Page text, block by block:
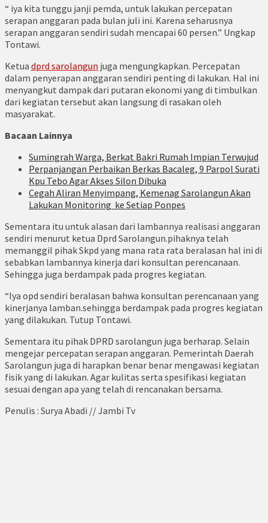
“ iya kita tunggu janji pemda, untuk lakukan percepatan
serapan anggaran pada bulan juli ini. Karena seharusnya
serapan anggaran sendiri sudah mencapai 60 persen.” Ungkap
Tontawi.
Ketua dprd sarolangun juga mengungkapkan. Percepatan
dalam penyerapan anggaran sendiri penting di lakukan. Hal ini
menyangkut dampak dari putaran ekonomi yang di timbulkan
dari kegiatan tersebut akan langsung di rasakan oleh
masyarakat.
Bacaan Lainnya
Sumingrah Warga, Berkat Bakri Rumah Impian Terwujud
Perpanjangan Perbaikan Berkas Bacaleg, 9 Parpol Surati
Kpu Tebo Agar Akses Silon Dibuka
Cegah Aliran Menyimpang, Kemenag Sarolangun Akan
Lakukan Monitoring ke Setiap Ponpes
Sementara itu untuk alasan dari lambannya realisasi anggaran
sendiri menurut ketua Dprd Sarolangun.pihaknya telah
memanggil pihak Skpd yang mana rata rata beralasan hal ini di
sebabkan lambannya kinerja dari konsultan perencanaan.
Sehingga juga berdampak pada progres kegiatan.
“Iya opd sendiri beralasan bahwa konsultan perencanaan yang
kinerjanya lamban.sehingga berdampak pada progres kegiatan
yang dilakukan. Tutup Tontawi.
Sementara itu pihak DPRD sarolangun juga berharap. Selain
mengejar percepatan serapan anggaran. Pemerintah Daerah
Sarolangun juga di harapkan benar benar mengawasi kegiatan
fisik yang di lakukan. Agar kulitas serta spesifikasi kegiatan
sesuai dengan apa yang telah di rencanakan bersama.
Penulis : Surya Abadi // Jambi Tv